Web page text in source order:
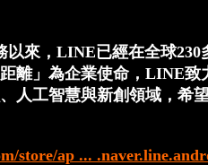
以來，LINE已經在全球
離」為企業使命，LINE
人工智慧與新創領域，希
store/ap ...